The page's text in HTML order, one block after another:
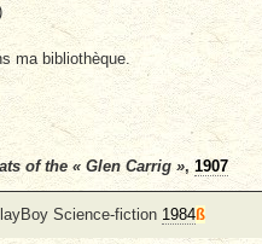
ma bibliothèque.
of the « Glen Carrig », 1907
Science-fiction 1984ß